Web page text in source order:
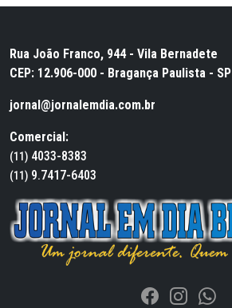
Rua João Franco, 944 - Vila Bernadete
CEP: 12.906-000 - Bragança Paulista - SP
jornal@jornalemdia.com.br
Comercial:
(11) 4033-8383
(11) 9.7417-6403